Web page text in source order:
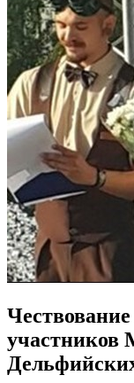
участников